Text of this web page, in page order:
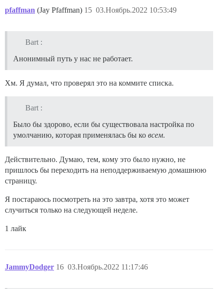
pfaffman (Jay Pfaffman) 03.Ноябрь.2022 10:53:49
15
Bart :
Анонимный путь у нас не работает.
Хм. Я думал, что проверял это на коммите списка.
Bart :
Было бы здорово, если бы существовала настройка по
умолчанию, которая применялась бы ко всем.
Действительно. Думаю, тем, кому это было нужно, не
пришлось бы переходить на неподдерживаемую домашнюю
страницу.
Я постараюсь посмотреть на это завтра, хотя это может
случиться только на следующей неделе.
1 лайк
JammyDodger 03.Ноябрь.2022 11:17:46
16